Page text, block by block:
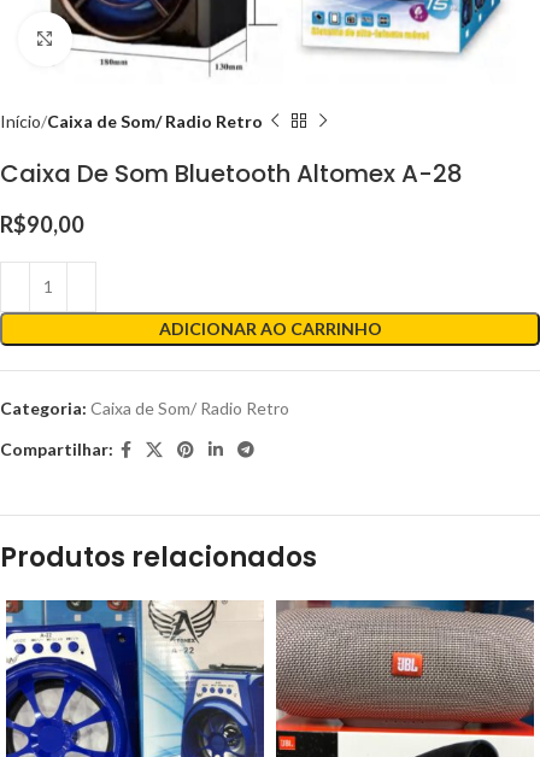
Clique para ampliar
Início Caixa de Som/ Radio Retro
Caixa De Som Bluetooth Altomex A-28
R$90,00
ADICIONAR AO CARRINHO
Categoria: Caixa de Som/ Radio Retro
Compartilhar:
Produtos relacionados